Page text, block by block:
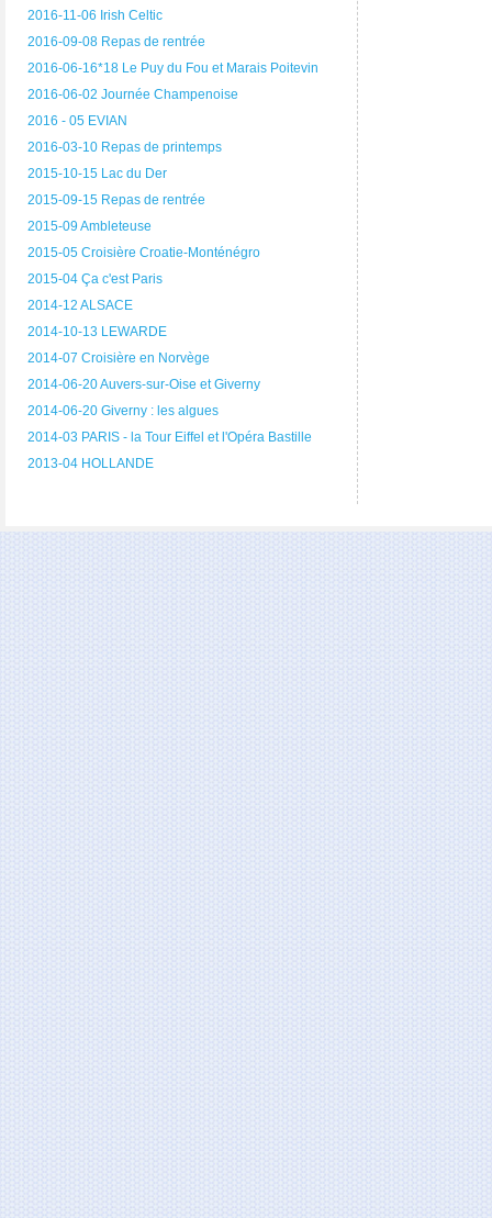
2016-11-06 Irish Celtic
2016-09-08 Repas de rentrée
2016-06-16*18 Le Puy du Fou et Marais Poitevin
2016-06-02 Journée Champenoise
2016 - 05 EVIAN
2016-03-10 Repas de printemps
2015-10-15 Lac du Der
2015-09-15 Repas de rentrée
2015-09 Ambleteuse
2015-05 Croisière Croatie-Monténégro
2015-04 Ça c'est Paris
2014-12 ALSACE
2014-10-13 LEWARDE
2014-07 Croisière en Norvège
2014-06-20 Auvers-sur-Oise et Giverny
2014-06-20 Giverny : les algues
2014-03 PARIS - la Tour Eiffel et l'Opéra Bastille
2013-04 HOLLANDE